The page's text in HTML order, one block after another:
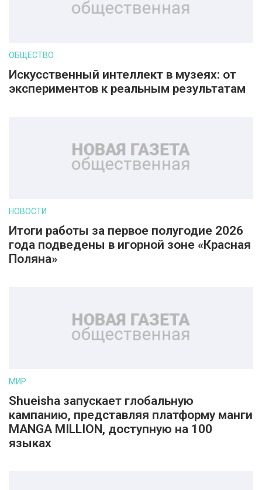
ОБЩЕСТВО
Искусственный интеллект в музеях: от
экспериментов к реальным результатам
НОВОСТИ
Итоги работы за первое полугодие 2026
года подведены в игорной зоне «Красная
Поляна»
МИР
Shueisha запускает глобальную
кампанию, представляя платформу манги
MANGA MILLION, доступную на 100
языках